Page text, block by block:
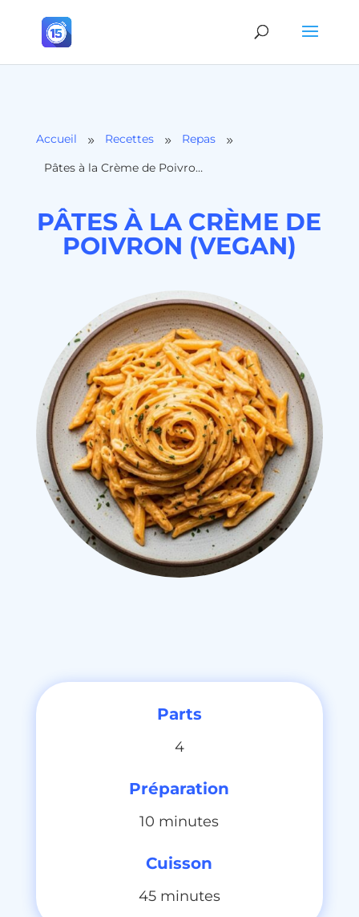
Accueil 9 Recettes 9 Repas 9
Pâtes à la Crème de Poivron (vegan)
PÂTES À LA CRÈME DE
POIVRON (VEGAN)
Parts
4
Préparation
10 minutes
Cuisson
45 minutes